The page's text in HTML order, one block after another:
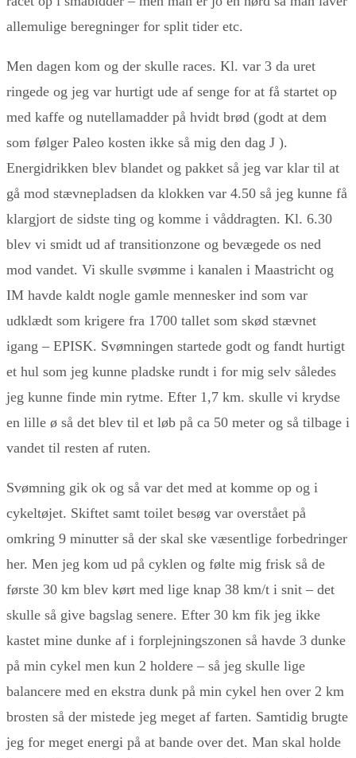
allemulige beregninger for split tider etc.
Men dagen kom og der skulle races. Kl. var 3 da uret
ringede og jeg var hurtigt ude af senge for at få startet op
med kaffe og nutellamadder på hvidt brød (godt at dem
som følger Paleo kosten ikke så mig den dag J ).
Energidrikken blev blandet og pakket så jeg var klar til at
gå mod stævnepladsen da klokken var 4.50 så jeg kunne få
klargjort de sidste ting og komme i våddragten. Kl. 6.30
blev vi smidt ud af transitionzone og bevægede os ned
mod vandet. Vi skulle svømme i kanalen i Maastricht og
IM havde kaldt nogle gamle mennesker ind som var
udklædt som krigere fra 1700 tallet som skød stævnet
igang – EPISK. Svømningen startede godt og fandt hurtigt
et hul som jeg kunne pladske rundt i for mig selv således
jeg kunne finde min rytme. Efter 1,7 km. skulle vi krydse
en lille ø så det blev til et løb på ca 50 meter og så tilbage i
vandet til resten af ruten.
Svømning gik ok og så var det med at komme op og i
cykeltøjet. Skiftet samt toilet besøg var overstået på
omkring 9 minutter så der skal ske væsentlige forbedringer
her. Men jeg kom ud på cyklen og følte mig frisk så de
første 30 km blev kørt med lige knap 38 km/t i snit – det
skulle så give bagslag senere. Efter 30 km fik jeg ikke
kastet mine dunke af i forplejningszonen så havde 3 dunke
på min cykel men kun 2 holdere – så jeg skulle lige
balancere med en ekstra dunk på min cykel hen over 2 km
brosten så der mistede jeg meget af farten. Samtidig brugte
jeg for meget energi på at bande over det. Man skal holde